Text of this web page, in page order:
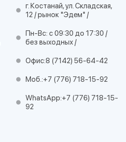
г. Костанай, ул. Складская,
12 / рынок "Эдем" /
Пн-Вс: с 09:30 до 17:30 /
без выходных /
Офис:8 (7142) 56-64-42
Моб.:+7 (776) 718-15-92
WhatsApp:+7 (776) 718-15-
92